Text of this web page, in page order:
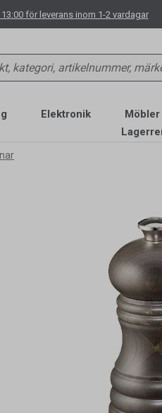
för leverans inom 1-2 vardagar
Elektronik